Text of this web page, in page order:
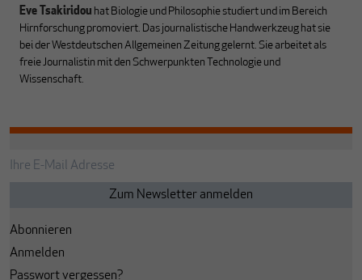
Eve Tsakiridou hat Biologie und Philosophie studiert und im Bereich
Hirnforschung promoviert. Das journalistische Handwerkzeug hat sie
bei der Westdeutschen Allgemeinen Zeitung gelernt. Sie arbeitet als
freie Journalistin mit den Schwerpunkten Technologie und
Wissenschaft.
Abonnieren
Anmelden
Passwort vergessen?